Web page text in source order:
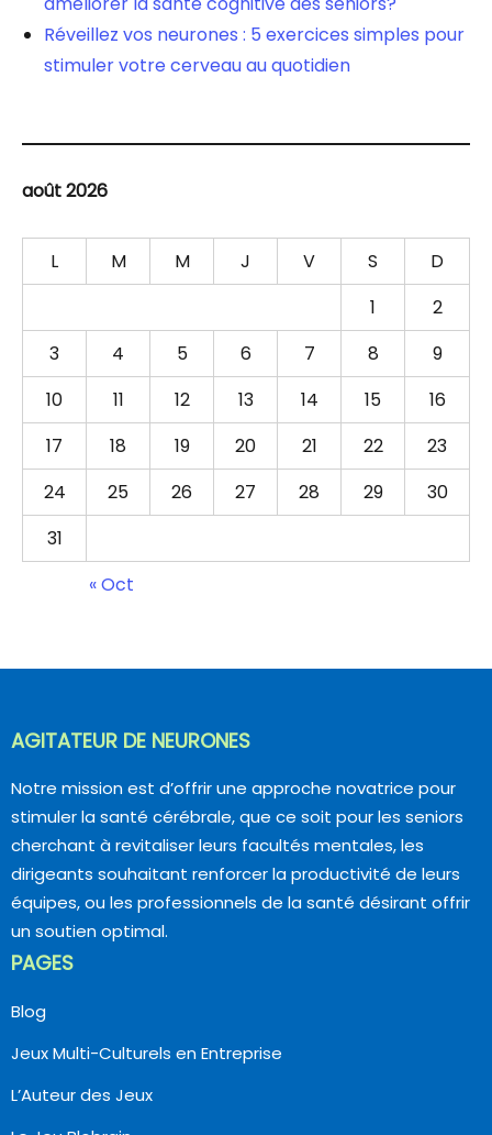
Réveillez vos neurones : 5 exercices simples pour
stimuler votre cerveau au quotidien
août 2026
L M M J V S
D
1
2
3
4 5 6 7 8
9
10
11 12 13 14 15
16
17
18 19 20 21 22
23
24
25 26 27 28 29
30
31
« Oct
AGITATEUR DE NEURONES
Notre mission est d’offrir une approche novatrice pour
stimuler la santé cérébrale, que ce soit pour les seniors
cherchant à revitaliser leurs facultés mentales, les
dirigeants souhaitant renforcer la productivité de leurs
équipes, ou les professionnels de la santé désirant offrir
un soutien optimal.
PAGES
Blog
Jeux Multi-Culturels en Entreprise
L’Auteur des Jeux